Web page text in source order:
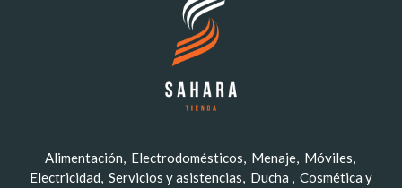
Alimentación Electrodomésticos Menaje Móviles
Electricidad Servicios y asistencias Ducha
Cosmética y